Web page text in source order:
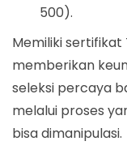
500).
Memiliki sertifikat
memberikan
seleksi percaya
melalui proses
bisa dimanipulasi.